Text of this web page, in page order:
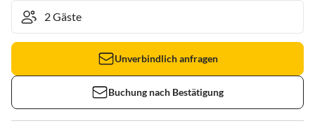
Unverbindlich anfragen
Buchung nach Bestätigung